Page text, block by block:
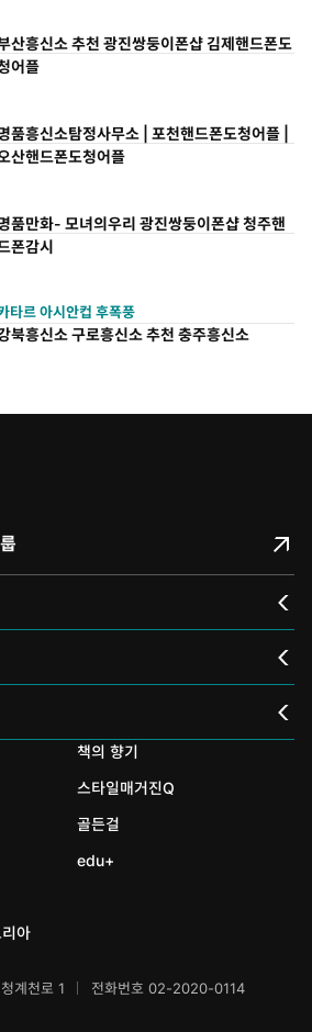
산흥신소 추천 광진쌍둥이폰샵 김제핸드폰도
어플
품흥신소탐정사무소 | 포천핸드폰도청어플 |
산핸드폰도청어플
품만화- 모녀의우리 광진쌍둥이폰샵 청주핸
폰감시
타르 아시안컵 후폭풍
북흥신소 구로흥신소 추천 충주흥신소
책의 향기
스타일매거진Q
골든걸
edu+
아
계천로 1 전화번호 02-2020-0114